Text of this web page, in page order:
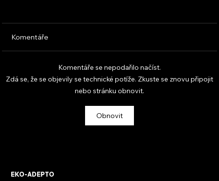
KVB ENERGY s.r.o. – zkušenosti z
osobního setkání s firmou
Komentáře
Komentáře se nepodařilo načíst.
Zdá se, že se objevily se technické potíže. Zkuste se znovu připojit
nebo stránku obnovit.
Obnovit
EKO-ADEPTO